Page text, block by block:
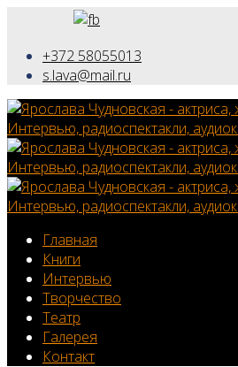
+372 58055013
s.lava@mail.ru
Главная
Книги
Интервью
Творчество
Театр
Галерея
Контакт